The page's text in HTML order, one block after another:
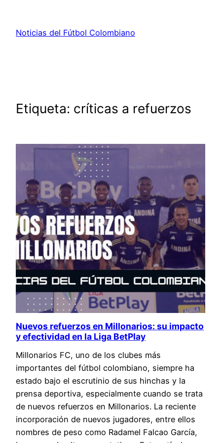
contenido
Noticias del Fútbol Colombiano
Etiqueta: críticas a refuerzos
Nuevos refuerzos en Millonarios: su impacto
y efectividad en la Liga BetPlay
Millonarios FC, uno de los clubes más
importantes del fútbol colombiano, siempre ha
estado bajo el escrutinio de sus hinchas y la
prensa deportiva, especialmente cuando se trata
de nuevos refuerzos en Millonarios. La reciente
incorporación de nuevos jugadores, entre ellos
nombres de peso como Radamel Falcao García,